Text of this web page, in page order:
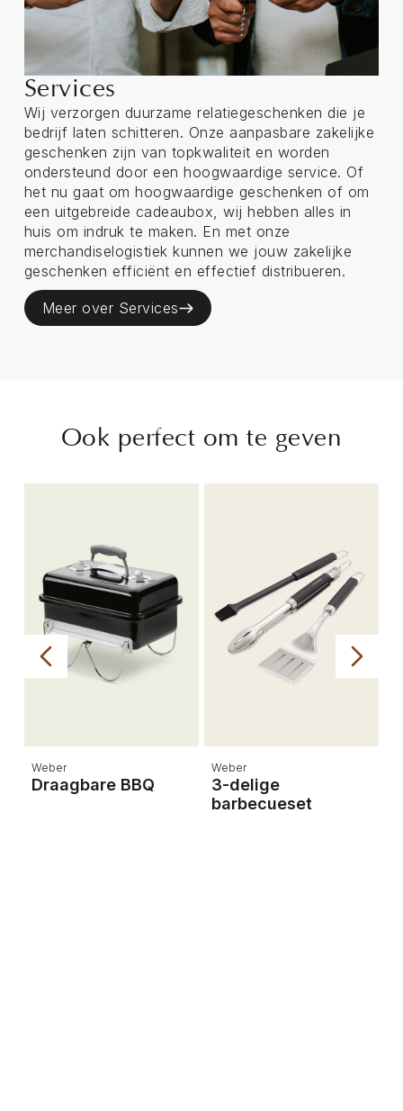
Services
Wij verzorgen duurzame relatiegeschenken die je
bedrijf laten schitteren. Onze aanpasbare zakelijke
geschenken zijn van topkwaliteit en worden
ondersteund door een hoogwaardige service. Of
het nu gaat om hoogwaardige geschenken of om
een uitgebreide cadeaubox, wij hebben alles in
huis om indruk te maken. En met onze
merchandiselogistiek kunnen we jouw zakelijke
geschenken efficiënt en effectief distribueren.
Meer over Services
Ook perfect om te geven
Weber
Draagbare BBQ
Weber
3-delige
barbecueset